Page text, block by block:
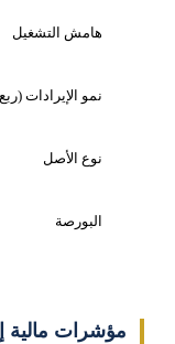
هامش التشغيل
نمو الإيرادات
نوع الأصل
البورصة
مؤشرات مالية